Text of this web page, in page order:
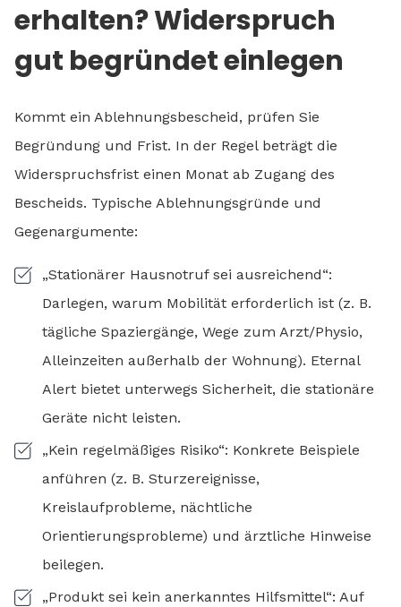
erhalten? Widerspruch
gut begründet einlegen
Kommt ein Ablehnungsbescheid, prüfen Sie
Begründung und Frist. In der Regel beträgt die
Widerspruchsfrist einen Monat ab Zugang des
Bescheids. Typische Ablehnungsgründe und
Gegenargumente:
„Stationärer Hausnotruf sei ausreichend“:
Darlegen, warum Mobilität erforderlich ist (z. B.
tägliche Spaziergänge, Wege zum Arzt/Physio,
Alleinzeiten außerhalb der Wohnung). Eternal
Alert bietet unterwegs Sicherheit, die stationäre
Geräte nicht leisten.
„Kein regelmäßiges Risiko“: Konkrete Beispiele
anführen (z. B. Sturzereignisse,
Kreislaufprobleme, nächtliche
Orientierungsprobleme) und ärztliche Hinweise
beilegen.
„Produkt sei kein anerkanntes Hilfsmittel“: Auf